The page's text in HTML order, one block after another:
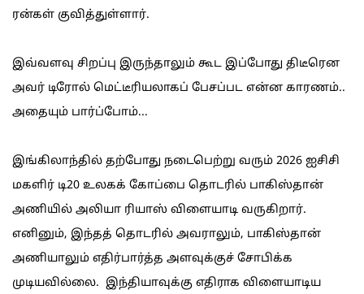
ரன்கள் குவித்துள்ளார்.
இவ்வளவு சிறப்பு இருந்தாலும் கூட இப்போது திடீரென
அவர் டிரோல் மெட்டீரியலாகப் பேசப்பட என்ன காரணம்..
அதையும் பார்ப்போம்...
இங்கிலாந்தில் தற்போது நடைபெற்று வரும் 2026 ஐசிசி
மகளிர் டி20 உலகக் கோப்பை தொடரில் பாகிஸ்தான்
அணியில் அலியா ரியாஸ் விளையாடி வருகிறார்.
எனினும், இந்தத் தொடரில் அவராலும், பாகிஸ்தான்
அணியாலும் எதிர்பார்த்த அளவுக்குச் சோபிக்க
முடியவில்லை. இந்தியாவுக்கு எதிராக விளையாடிய